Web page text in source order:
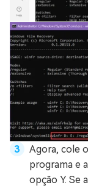
Agora, cole
programa e
opção Y. Se